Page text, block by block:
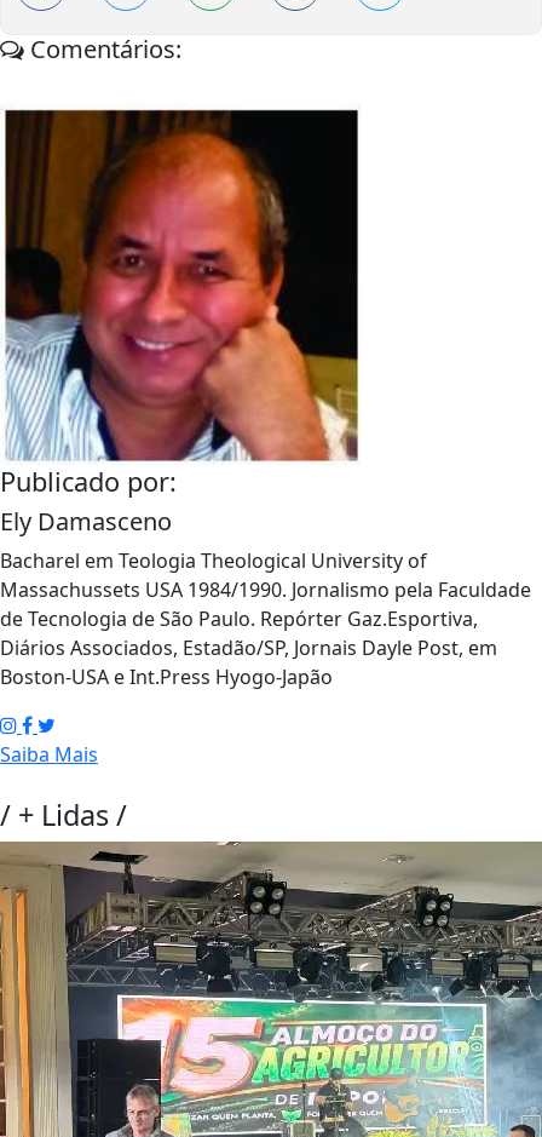
Comentários:
Publicado por:
Ely Damasceno
Bacharel em Teologia Theological University of
Massachussets USA 1984/1990. Jornalismo pela Faculdade
de Tecnologia de São Paulo. Repórter Gaz.Esportiva,
Diários Associados, Estadão/SP, Jornais Dayle Post, em
Boston-USA e Int.Press Hyogo-Japão
Saiba Mais
/ + Lidas/